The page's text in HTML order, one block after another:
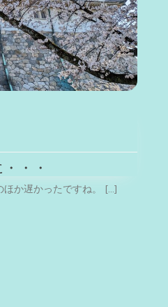
・・
ほか遅かったですね。 […]